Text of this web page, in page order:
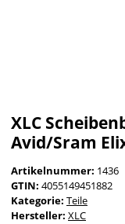
XLC
Avid/Sram
Artikelnummer: 1436
GTIN: 4055149451882
Kategorie: Teile
Hersteller: XLC